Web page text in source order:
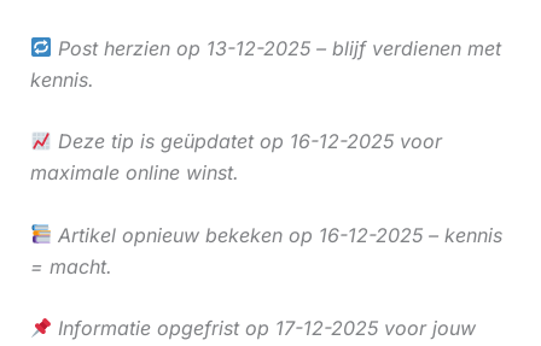
Post herzien op 13-12-2025 – blijf verdienen met
kennis.
Deze tip is geüpdatet op 16-12-2025 voor
maximale online winst.
Artikel opnieuw bekeken op 16-12-2025 – kennis
= macht.
Informatie opgefrist op 17-12-2025 voor jouw